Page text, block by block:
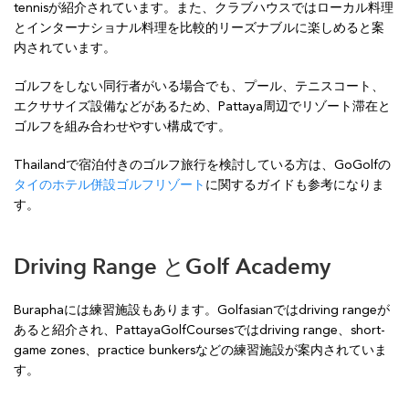
tennisが紹介されています。また、クラブハウスではローカル料理
とインターナショナル料理を比較的リーズナブルに楽しめると案
内されています。
ゴルフをしない同行者がいる場合でも、プール、テニスコート、
エクササイズ設備などがあるため、Pattaya周辺でリゾート滞在と
ゴルフを組み合わせやすい構成です。
Thailandで宿泊付きのゴルフ旅行を検討している方は、GoGolfの
タイのホテル併設ゴルフリゾート に関するガイドも参考になりま
す。
Driving Range とGolf Academy
Buraphaには練習施設もあります。Golfasianではdriving rangeが
あると紹介され、PattayaGolfCoursesではdriving range、short-
game zones、practice bunkersなどの練習施設が案内されていま
す。